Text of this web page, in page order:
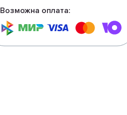
Возможна оплата: